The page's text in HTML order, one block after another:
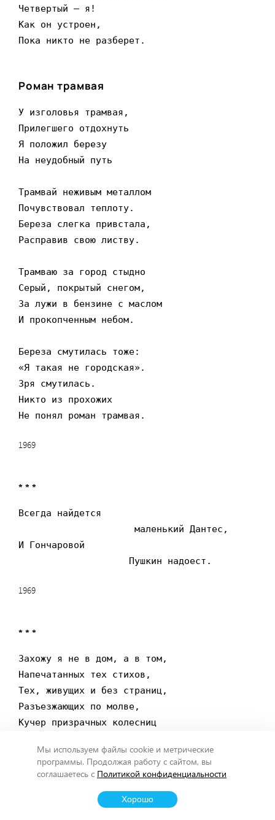
Четвертый – я!
Как он устроен,
Пока никто не разберет.
Роман трамвая
У изголовья трамвая,
Прилегшего отдохнуть
Я положил березу
На неудобный путь
Трамвай неживым металлом
Почувствовал теплоту.
Береза слегка привстала,
Расправив свою листву.
Трамваю за город стыдно
Серый, покрытый снегом,
За лужи в бензине с маслом
И прокопченным небом.
Береза смутилась тоже:
«Я такая не городская».
Зря смутилась.
Никто из прохожих
Не понял роман трамвая.
1969
* * *
Всегда найдется
И Гончаровой
                    Пушкин надоест.
1969
* * *
Захожу я не в дом, а в том,
Напечатанных тех стихов,
Тех, живущих и без страниц,
Разъезжающих по молве,
Кучер призрачных колесниц
И везет он ко мне их боль,
По дороге не выронит страх,
В напечатанных тех стихах …
Мы используем файлы cookie и метрические
программы. Продолжая работу с сайтом, вы
соглашаетесь с Политикой конфиденциальности
Хорошо